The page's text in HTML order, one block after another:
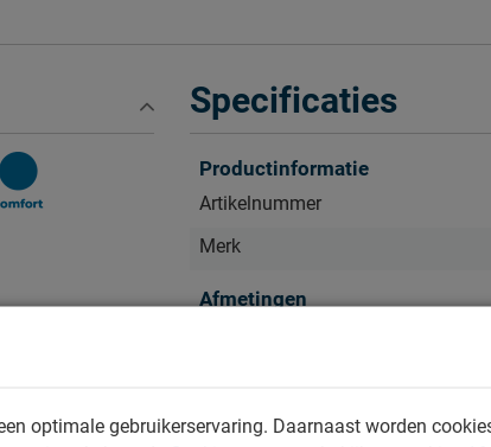
Specificaties
Productinformatie
Artikelnummer
Merk
Afmetingen
Instaphoogte in cm
optimale gebruikerservaring. Daarnaast worden